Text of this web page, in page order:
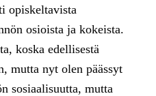
opiskeltavista
osioista ja kokeista.
koska edellisestä
mutta nyt olen päässyt
sosiaalisuutta, mutta